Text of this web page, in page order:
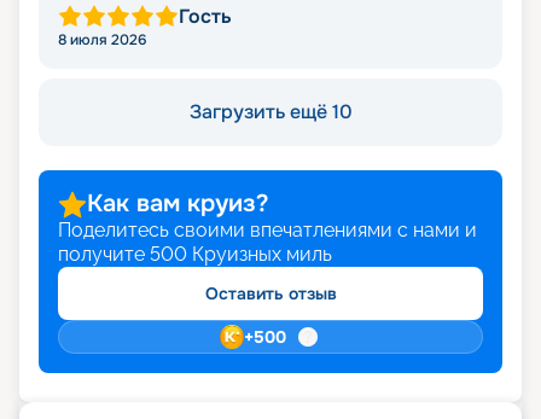
Гость
8 июля 2026
Загрузить ещё 10
Как вам круиз?
Поделитесь своими впечатлениями с нами и
получите 500 Круизных миль
Оставить отзыв
+500